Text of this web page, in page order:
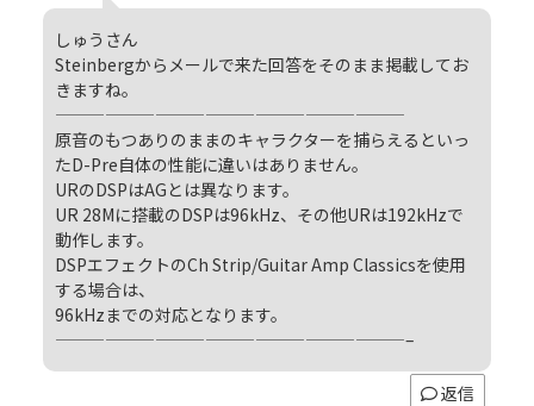
しゅうさん
Steinbergからメールで来た回答をそのまま掲載してお
きますね。
—————————————————————
原音のもつありのままのキャラクターを捕らえるといっ
たD-Pre自体の性能に違いはありません。
URのDSPはAGとは異なります。
UR 28Mに搭載のDSPは96kHz、その他URは192kHzで
動作します。
DSPエフェクトのCh Strip/Guitar Amp Classicsを使用
する場合は、
96kHzまでの対応となります。
—————————————————————–
返信